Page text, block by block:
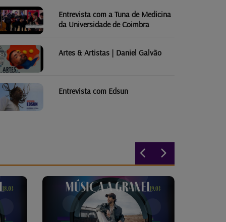
Entrevista com a Tuna de Medicina
da Universidade de Coimbra
Artes & Artistas | Daniel Galvão
Entrevista com Edsun